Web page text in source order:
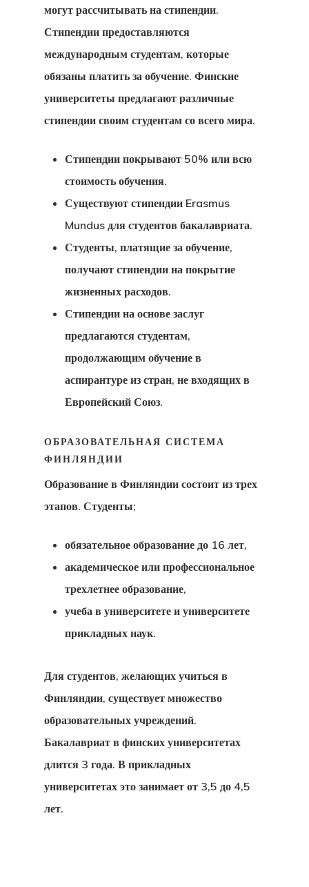
могут рассчитывать на стипендии.
Стипендии предоставляются
международным студентам, которые
обязаны платить за обучение. Финские
университеты предлагают различные
стипендии своим студентам со всего мира.
Стипендии покрывают 50% или всю
стоимость обучения.
Существуют стипендии Erasmus
Mundus для студентов бакалавриата.
Студенты, платящие за обучение,
получают стипендии на покрытие
жизненных расходов.
Стипендии на основе заслуг
предлагаются студентам,
продолжающим обучение в
аспирантуре из стран, не входящих в
Европейский Союз.
ОБРАЗОВАТЕЛЬНАЯ СИСТЕМА
ФИНЛЯНДИИ
Образование в Финляндии состоит из трех
этапов. Студенты;
обязательное образование до 16 лет,
академическое или профессиональное
трехлетнее образование,
учеба в университете и университете
прикладных наук.
Для студентов, желающих учиться в
Финляндии, существует множество
образовательных учреждений.
Бакалавриат в финских университетах
длится 3 года. В прикладных
университетах это занимает от 3,5 до 4,5
лет.
Стартап-
Эстонию
Стартап-
Финляндию
Эстония
Эстония
Эстонская
Программа
Инвесторов